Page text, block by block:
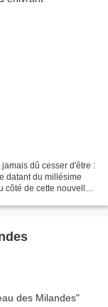
dû cesser d'être :
datant du millésime
de cette nouvelle